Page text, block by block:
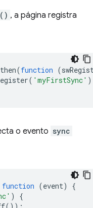
, a página registra
then(function (
( 'myFirstSync'
o evento sync
function (event)
{
)
{